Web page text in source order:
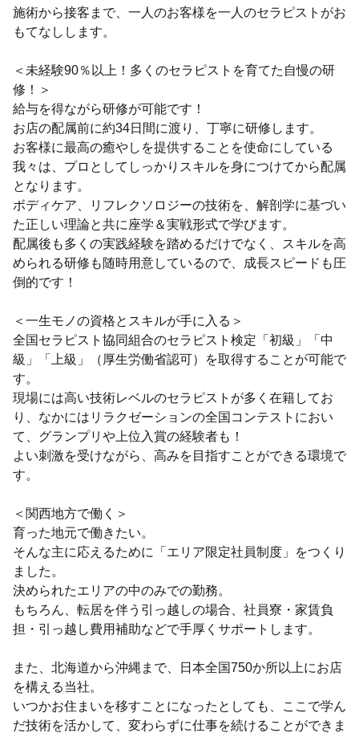
施術から接客まで、一人のお客様を一人のセラピストがお
もてなしします。
＜未経験90％以上！多くのセラピストを育てた自慢の研
修！＞
給与を得ながら研修が可能です！
お店の配属前に約34日間に渡り、丁寧に研修します。
お客様に最高の癒やしを提供することを使命にしている
我々は、プロとしてしっかりスキルを身につけてから配属
となります。
ボディケア、リフレクソロジーの技術を、解剖学に基づい
た正しい理論と共に座学＆実戦形式で学びます。
配属後も多くの実践経験を踏めるだけでなく、スキルを高
められる研修も随時用意しているので、成長スピードも圧
倒的です！
＜一生モノの資格とスキルが手に入る＞
全国セラピスト協同組合のセラピスト検定「初級」「中
級」「上級」（厚生労働省認可）を取得することが可能で
す。
現場には高い技術レベルのセラピストが多く在籍してお
り、なかにはリラクゼーションの全国コンテストにおい
て、グランプリや上位入賞の経験者も！
よい刺激を受けながら、高みを目指すことができる環境で
す。
＜関西地方で働く＞
育った地元で働きたい。
そんな主に応えるために「エリア限定社員制度」をつくり
ました。
決められたエリアの中のみでの勤務。
もちろん、転居を伴う引っ越しの場合、社員寮・家賃負
担・引っ越し費用補助などで手厚くサポートします。
また、北海道から沖縄まで、日本全国750か所以上にお店
を構える当社。
いつかお住まいを移すことになったとしても、ここで学ん
だ技術を活かして、変わらずに仕事を続けることができま